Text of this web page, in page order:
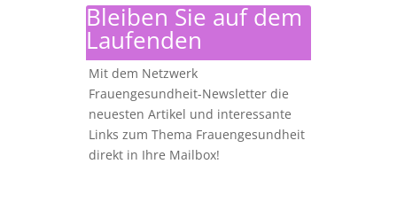
Bleiben Sie auf dem
Laufenden
Mit dem Netzwerk
Frauengesundheit-Newsletter die
neuesten Artikel und interessante
Links zum Thema Frauengesundheit
direkt in Ihre Mailbox!